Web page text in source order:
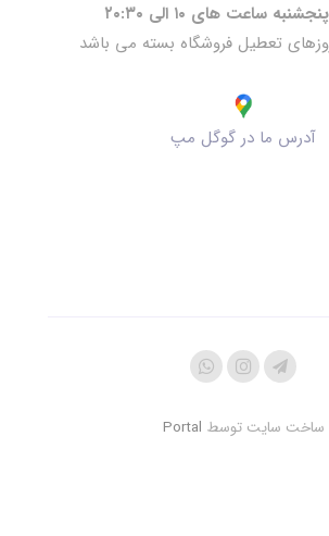
ساعت های ۱۰ الی ۲۰:۳۰
تعطیل فروشگاه بسته می باشد
آدرس ما در گوگل مپ
ساخت سایت توسط Portal